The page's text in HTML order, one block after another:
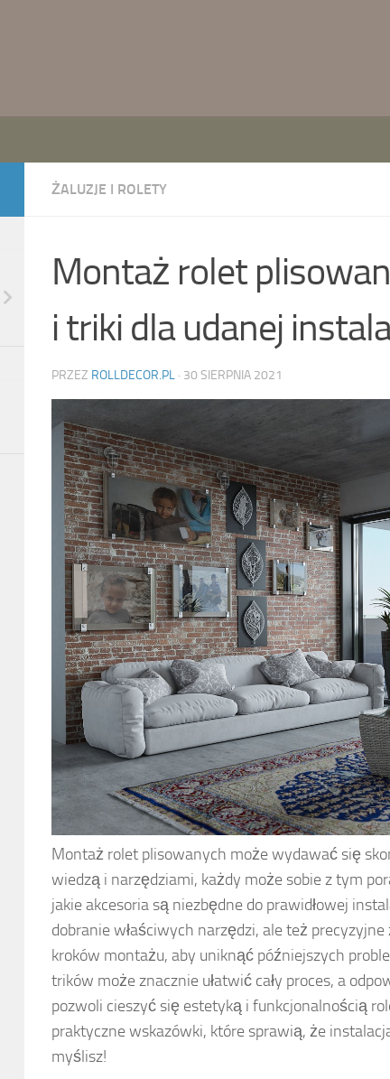
ŻALUZJE I ROLETY
Montaż rolet
i triki dla udanej
PRZEZ ROLLDECOR.PL · 30 SIERPNIA 2021
Montaż rolet plisowanych może wydawać się
wiedzą i narzędziami, każdy może sobie z tym
jakie akcesoria są niezbędne do prawidłowej
dobranie właściwych narzędzi, ale też
kroków montażu, aby uniknąć późniejszych
trików może znacznie ułatwić cały proces, a
pozwoli cieszyć się estetyką i funkcjonalnością
praktyczne wskazówki, które sprawią, że
myślisz!